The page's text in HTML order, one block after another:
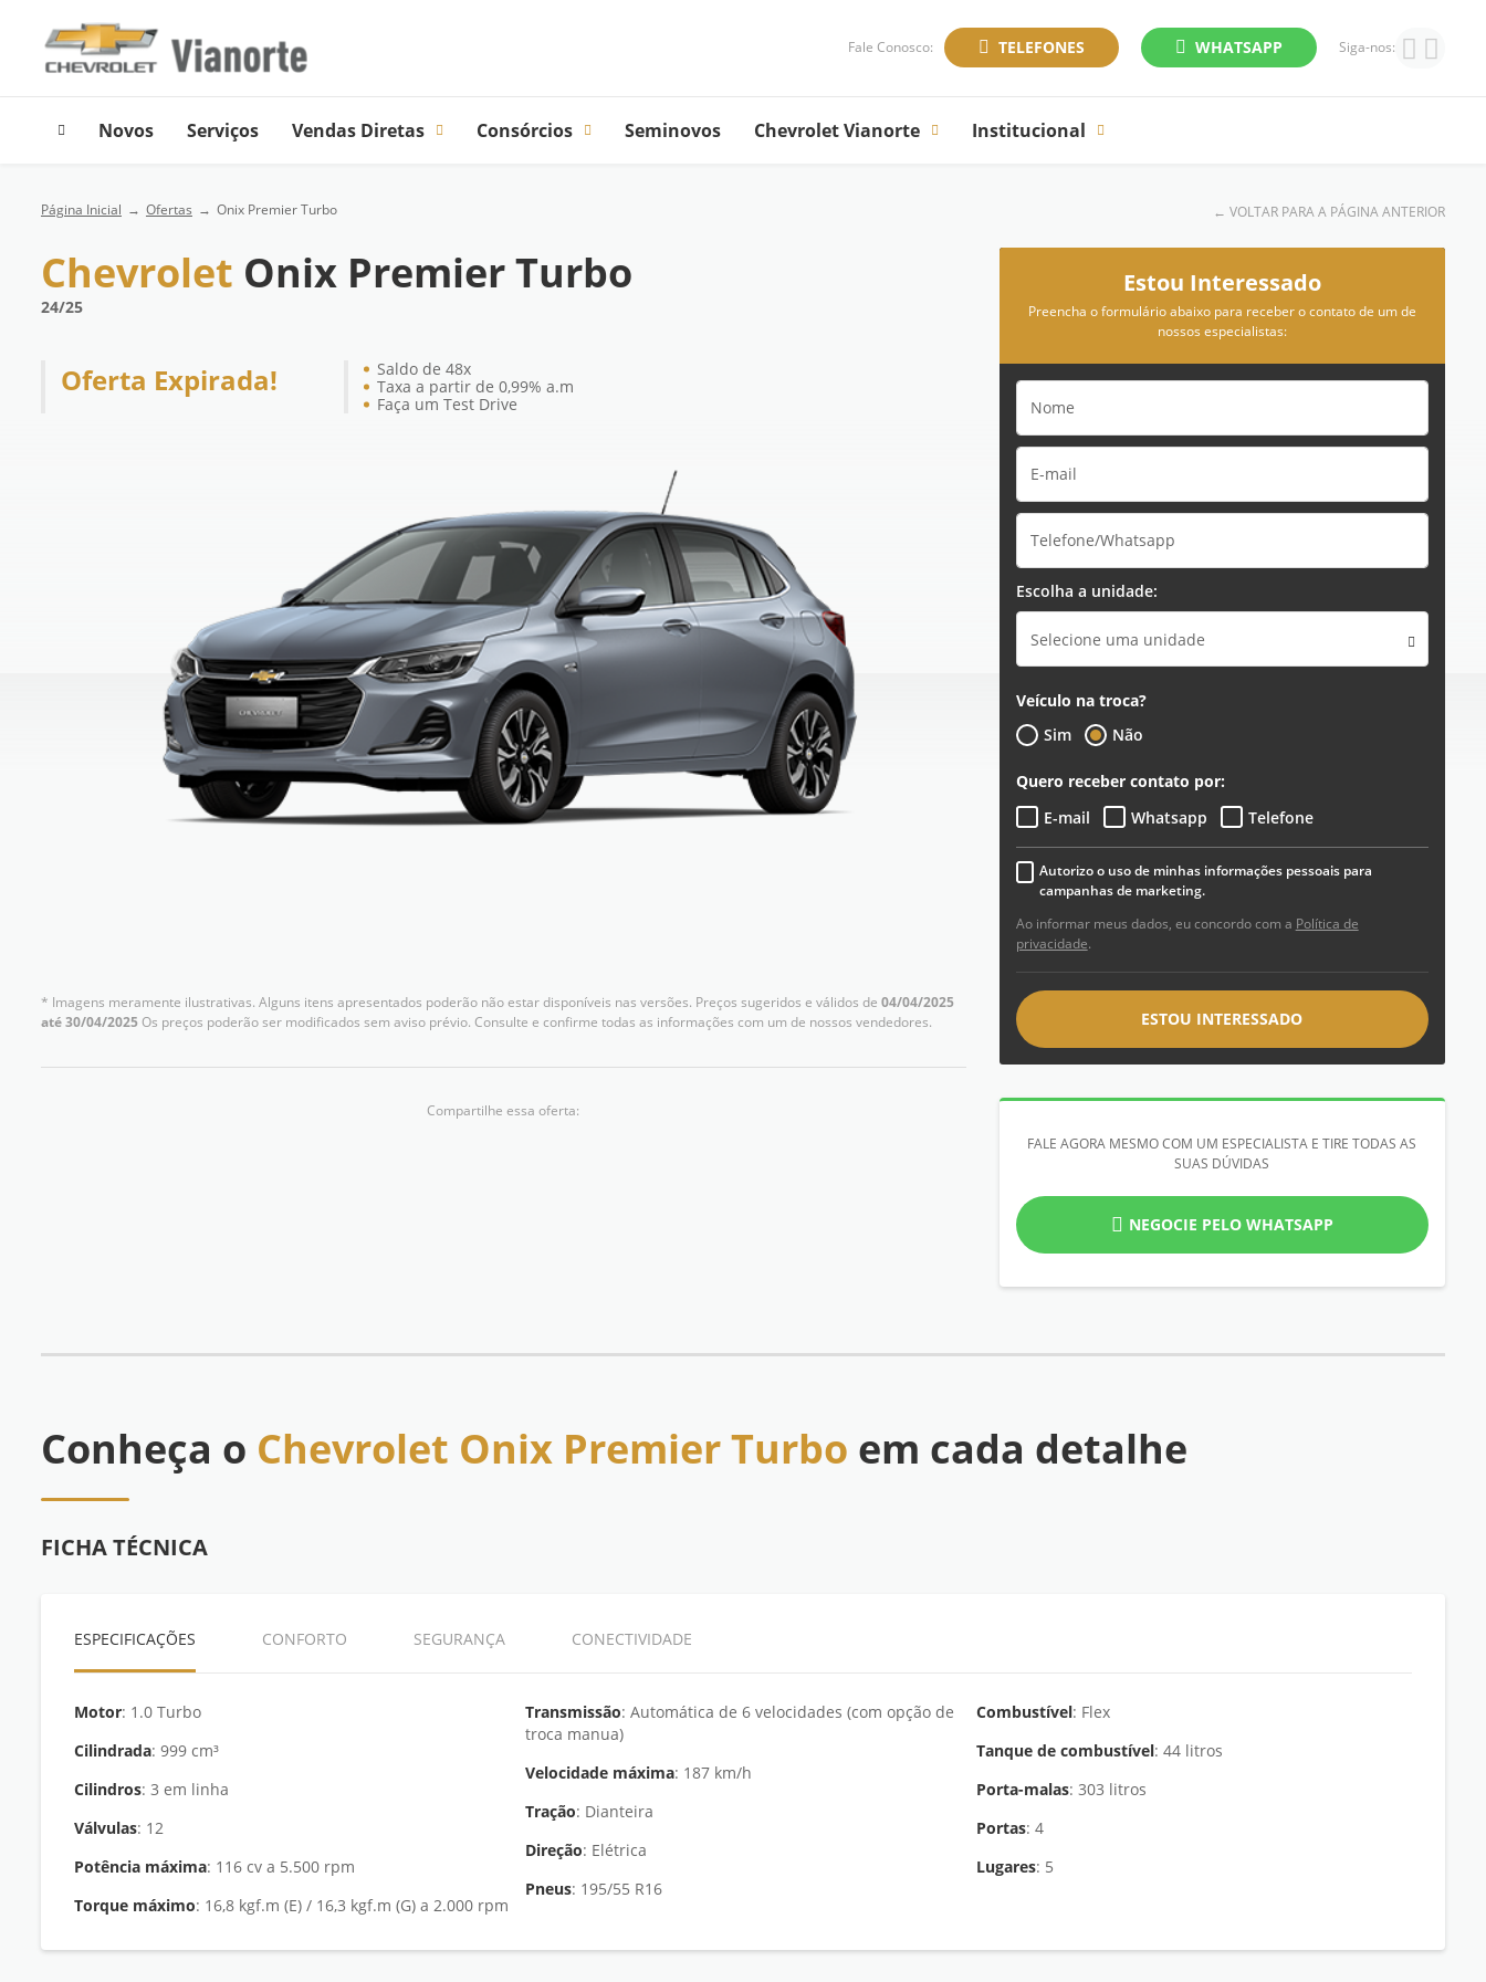
Fale Conosco: TELEFONES WHATSAPP Siga-nos:
Novos Serviços Vendas Diretas Consórcios Seminovos Chevrolet Vianorte Institucional
Página Inicial Ofertas Onix Premier Turbo ← VOLTAR PARA A PÁGINA ANTERIOR
Chevrolet Onix Premier Turbo
24/25
Oferta Expirada!
Saldo de 48x
Taxa a partir de 0,99% a.m
Faça um Test Drive
* Imagens meramente ilustrativas. Alguns itens apresentados poderão não estar disponíveis nas versões. Preços sugeridos e válidos de 04/04/2025
até 30/04/2025Os preços poderão ser modificados sem aviso prévio. Consulte e confirme todas as informações com um de nossos vendedores.
Compartilhe essa oferta:
Estou Interessado
Preencha o formulário abaixo para receber o contato de um de
nossos especialistas:
Escolha a unidade:
Selecione uma unidade
Veículo na troca?
Sim
Não
Quero receber contato por:
E-mail
Whatsapp Telefone
Autorizo o uso de minhas informações pessoais para
campanhas de marketing.
Ao informar meus dados, eu concordo com a Política de
privacidade.
ESTOU INTERESSADO
FALE AGORA MESMO COM UM ESPECIALISTA E TIRE TODAS AS
SUAS DÚVIDAS
NEGOCIE PELO WHATSAPP
Conheça o Chevrolet Onix Premier Turbo em cada detalhe
FICHA TÉCNICA
ESPECIFICAÇÕES CONFORTO SEGURANÇA CONECTIVIDADE
Motor : 1.0 Turbo
Cilindrada : 999 cm³
Cilindros : 3 em linha
Válvulas : 12
Potência máxima : 116 cv a 5.500 rpm
Torque máximo : 16,8 kgf.m (E) / 16,3 kgf.m (G) a 2.000 rpm
Transmissão: Automática de 6 velocidades (com opção de
troca manua)
Velocidade máxima : 187 km/h
Tração : Dianteira
Direção : Elétrica
Pneus : 195/55 R16
Combustível : Flex
Tanque de combustível : 44 litros
Porta-malas : 303 litros
Portas : 4
Lugares : 5